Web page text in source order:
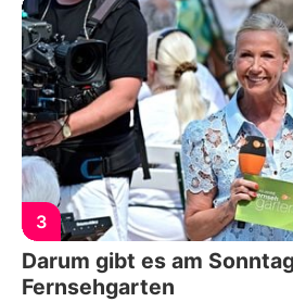
3
Darum gibt es am
Fernsehgarten